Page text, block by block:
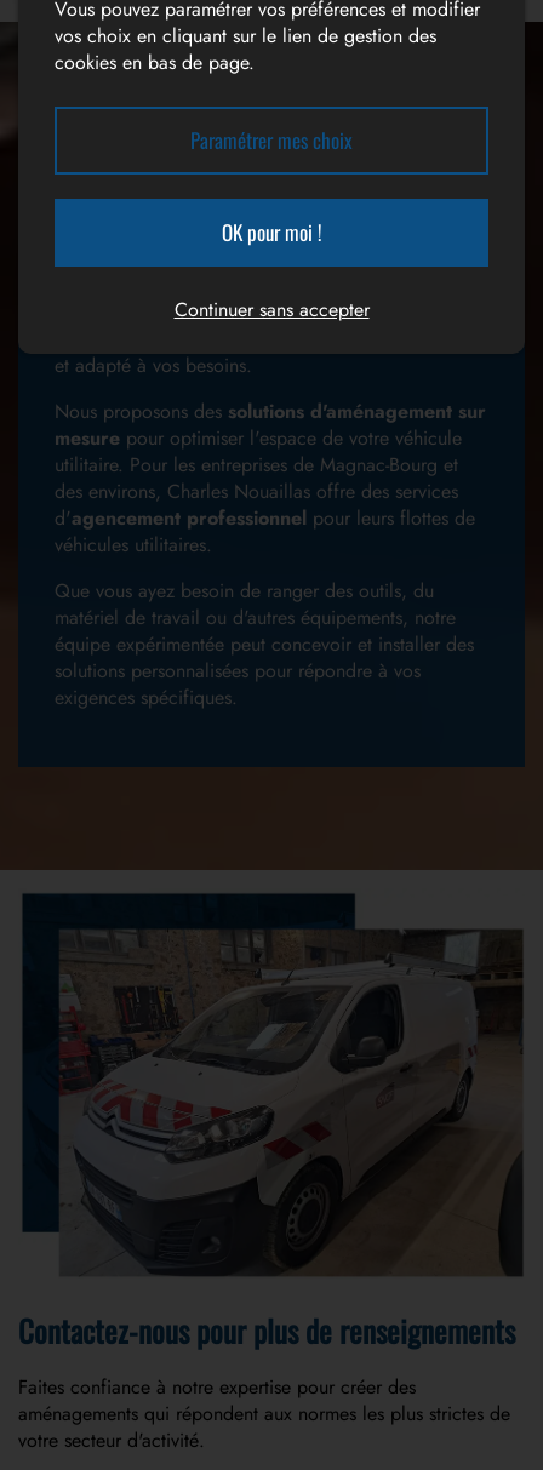
Une multitude de services
utilitaires à Magnac-Bourg. Nous sommes là pour
et adapté à vos besoins.
Nous proposons des solutions d'aménagement sur
mesure pour optimiser l'espace de votre véhicule
utilitaire. Pour les entreprises de Magnac-Bourg et
des environs, Charles Nouaillas offre des services
d'agencement professionnel pour leurs flottes de
véhicules utilitaires.
Que vous ayez besoin de ranger des outils, du
matériel de travail ou d'autres équipements, notre
équipe expérimentée peut concevoir et installer des
solutions personnalisées pour répondre à vos
exigences spécifiques.
Contactez-nous pour plus de renseignements
Faites confiance à notre expertise pour créer des
aménagements qui répondent aux normes les plus strictes de
votre secteur d'activité.
Vous pouvez paramétrer vos préférences et modifier
vos choix en cliquant sur le lien de gestion des
cookies en bas de page.
Paramétrer mes choix
OK pour moi !
Continuer sans accepter